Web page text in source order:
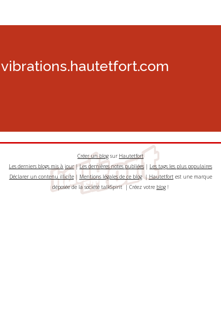
vibrations.hautetfort.com
Créer un blog sur Hautetfort
Les derniers blogs mis à jour|Les dernières notes publiées | Les tags les plus populaires
Déclarer un contenu illicite| Mentions légales de ce blog|Hautetfortest une marque
déposée de la société talkSpirit | Créez votre blog !